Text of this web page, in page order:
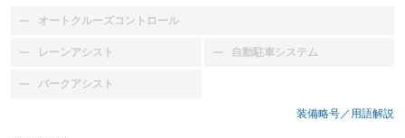
オートクルーズコントロール
：装備なし
レーンアシスト
：装備なし 自動駐車システム
：装備なし
パークアシスト
：装備なし
装備略号／用語解説